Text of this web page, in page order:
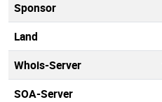
Sponsor
Land
Whois-Server
SOA-Server